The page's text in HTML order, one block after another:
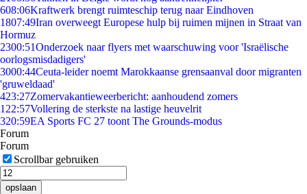
608:06Kraftwerk brengt ruimteschip terug naar Eindhoven
1807:49Iran overweegt Europese hulp bij ruimen mijnen in Straat van
Hormuz
2300:51Onderzoek naar flyers met waarschuwing voor 'Israëlische
oorlogsmisdadigers'
3000:44Ceuta-leider noemt Marokkaanse grensaanval door migranten
'gruweldaad'
423:27Zomervakantieweerbericht: aanhoudend zomers
1 22:57Vollering de sterkste na lastige heuvelrit
320:59EA Sports FC 27 toont The Grounds-modus
Forum
Forum
Scrollbar gebruiken
opslaan